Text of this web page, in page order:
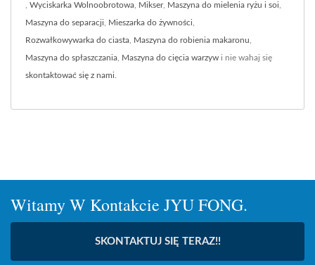
, Wyciskarka Wolnoobrotowa, Mikser, Maszyna do mielenia ryżu i soi,
Maszyna do separacji, Mieszarka do żywności,
Rozwałkowywarka do ciasta, Maszyna do robienia makaronu,
Maszyna do spłaszczania, Maszyna do cięcia warzyw i nie wahaj się
skontaktować się z nami.
Witamy W Kontakcie JYU FONG.
SKONTAKTUJ SIĘ TERAZ!!